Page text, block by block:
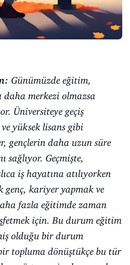
Günümüzde eğitim,
daha merkezi olmazsa
Üniversiteye geçiş
yüksek lisans gibi
gençlerin daha uzun süre
sağlıyor. Geçmişte,
iş hayatına atılıyorken
genç, kariyer yapmak ve
fazla eğitimde zaman
için. Bu durum eğitim
olduğu bir durum
topluma dönüştükçe bu tür